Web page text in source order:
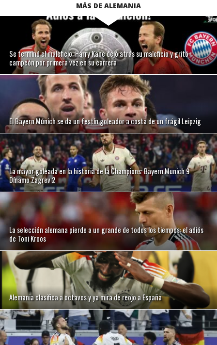
MÁS DE ALEMANIA
Se terminó el maleficio: Harry Kane dejó atrás su maleficio y gritó
campeón por primera vez en su carrera
El Bayern Múnich se da un festín goleador a costa de un frágil Leipzig
La mayor goleada en la historia de la Champions: Bayern Munich 9
Dínamo Zagrev 2
La selección alemana pierde a un grande de todos los tiempos: el adiós
de Toni Kroos
Alemania clasifica a octavos y ya mira de reojo a España